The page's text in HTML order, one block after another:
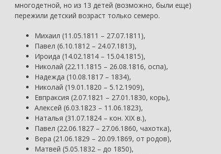
многодетной, но из 13 детей (возможно, были еще)
пережили детский возраст только семеро.
Михаил (11.05.1811 – 27.07.1811),
Павел (6.10.1812 – 24.07.1813),
Ироида (14.02.1814 – 15.04.1815),
Николай (22.11.1815 – 26.08.1816, оспа),
Надежда (10.08.1817 – 1834),
Николай (19.01.1820 – 5.12.1909),
Евпраксия (2.07.1821 – 27.01.1830, корь),
Алексей (6.03.1823 – 11.06.1823),
Наталья (31.07.1824 – кон. XIX в.),
Павел (22.06.1827 – 27.06.1860, чахотка),
Вера (21.06.1829 – 20.09.1869, от родов),
Матвей (5.05.1832 – до 1850),